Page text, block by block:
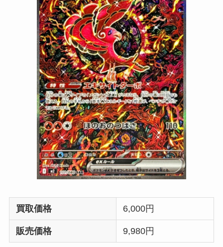
買取価格 6,000円
販売価格 9,980円